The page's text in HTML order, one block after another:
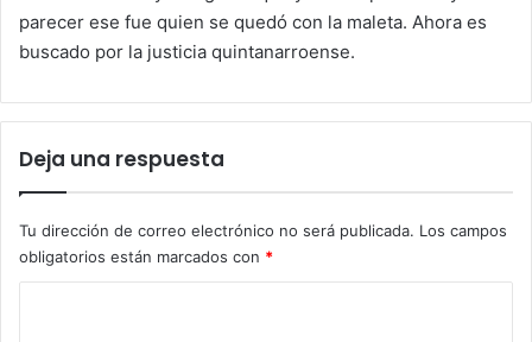
parecer ese fue quien se quedó con la maleta. Ahora es
buscado por la justicia quintanarroense.
Deja una respuesta
Tu dirección de correo electrónico no será publicada. Los campos
obligatorios están marcados con *